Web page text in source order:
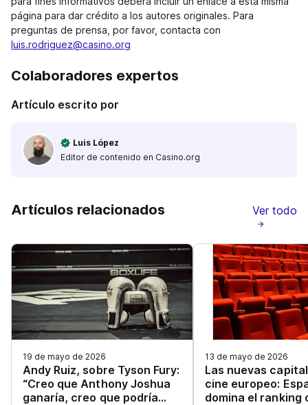
página para dar crédito a los autores originales. Para
preguntas de prensa, por favor, contacta con
luis.rodriguez@casino.org
Colaboradores expertos
Artículo escrito por
Luis López
Editor de contenido en Casino.org
Artículos relacionados Ver todo
19 de mayo de 2026
Andy Ruiz, sobre Tyson Fury:
“Creo que Anthony Joshua
ganaría, creo que podría
13 de mayo de 2026
Las nuevas
cine europeo:
domina el ranking